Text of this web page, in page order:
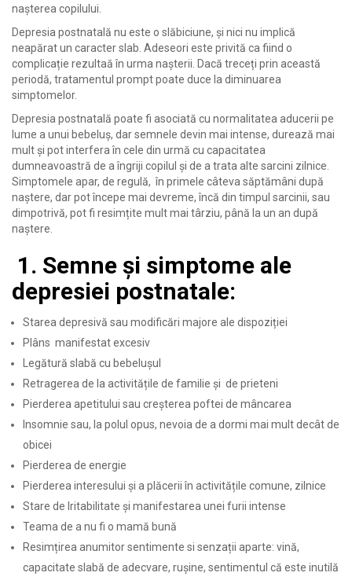
nașterea copilului.
Depresia postnatală nu este o slăbiciune, și nici nu implică
neapărat un caracter slab. Adeseori este privită ca fiind o
complicație rezultaă în urma nașterii. Dacă treceți prin această
periodă, tratamentul prompt poate duce la diminuarea
simptomelor.
Depresia postnatală poate fi asociată cu normalitatea aducerii pe
lume a unui bebeluș, dar semnele devin mai intense, durează mai
mult și pot interfera în cele din urmă cu capacitatea
dumneavoastră de a îngriji copilul și de a trata alte sarcini zilnice.
Simptomele apar, de regulă, în primele câteva săptămâni după
naștere, dar pot începe mai devreme, încă din timpul sarcinii, sau
dimpotrivă, pot fi resimțite mult mai târziu, până la un an după
naștere.
1. Semne și simptome ale
depresiei postnatale:
Starea depresivă sau modificări majore ale dispoziției
Plâns manifestat excesiv
Legătură slabă cu bebelușul
Retragerea de la activitățile de familie și de prieteni
Pierderea apetitului sau creșterea poftei de mâncarea
Insomnie sau, la polul opus, nevoia de a dormi mai mult decât de
obicei
Pierderea de energie
Pierderea interesului și a plăcerii în activitățile comune, zilnice
Stare de Iritabilitate și manifestarea unei furii intense
Teama de a nu fi o mamă bună
Resimțirea anumitor sentimente si senzații aparte: vină,
capacitate slabă de adecvare, rușine, sentimentul că este inutilă